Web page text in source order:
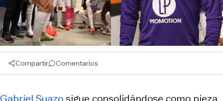
Compartir Comentarios